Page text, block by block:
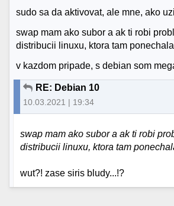
sudo sa da aktivovat, ale mne, ako
swap mam ako subor a ak ti robi
distribucii linuxu, ktora tam
v kazdom pripade, s debian som
RE: Debian 10
10.03.2021 | 19:34
swap mam ako subor a ak ti robi
distribucii linuxu, ktora tam
wut?! zase siris bludy...!?